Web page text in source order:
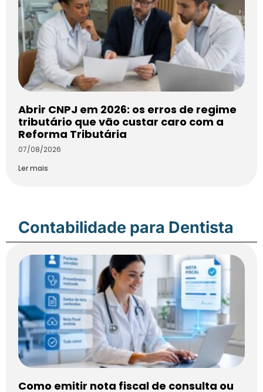
Abrir CNPJ em 2026: os erros de regime
tributário que vão custar caro com a
Reforma Tributária
07/08/2026
Ler mais
Contabilidade para Dentista
Como emitir nota fiscal de consulta ou